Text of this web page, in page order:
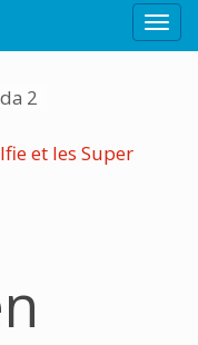
2
et les Super